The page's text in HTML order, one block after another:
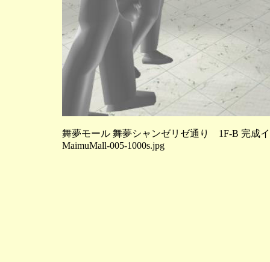
舞夢モール 舞夢シャンゼリゼ通り 1F-B 完成
MaimuMall-005-1000s.jpg